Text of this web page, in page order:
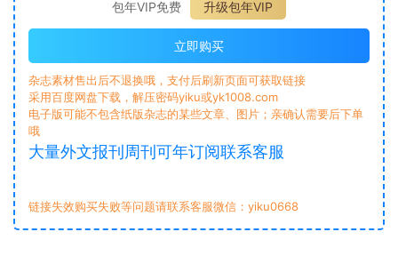
包年VIP免费
升级包年VIP
立即购买
杂志素材售出后不退换哦，支付后刷新页面可获取链接
采用百度网盘下载，解压密码yiku或yk1008.com
电子版可能不包含纸版杂志的某些文章、图片；亲确认需要后下单
哦
大量外文报刊周刊可年订阅联系客服
链接失效购买失败等问题请联系客服微信：yiku0668